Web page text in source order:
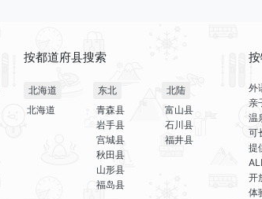
按都道府县搜索
北海道
北海道
东北
青森县
岩手县
宫城县
秋田县
山形县
福岛县
北陆
富山县
石川县
福井县
外
亲
温
可
提
开
体